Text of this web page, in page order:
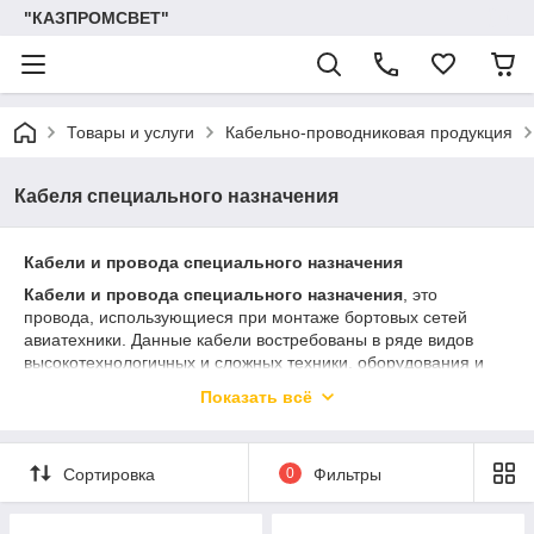
"КАЗПРОМСВЕТ"
Товары и услуги Кабельно-проводниковая продукция
Кабеля специального назначения
Кабели и провода специального назначения
Кабели и провода специального назначения , это
провода, использующиеся при монтаже бортовых сетей
авиатехники. Данные кабели востребованы в ряде видов
высокотехнологичных и сложных техники, оборудования и
электрического тока и потребителем или промежуточными
компонентами.
Показать всё
Сортировка 0 Фильтры